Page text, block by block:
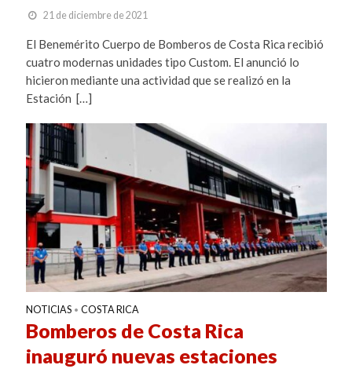
21 de diciembre de 2021
El Benemérito Cuerpo de Bomberos de Costa Rica recibió
cuatro modernas unidades tipo Custom. El anunció lo
hicieron mediante una actividad que se realizó en la
Estación […]
NOTICIAS • COSTA RICA
Bomberos de Costa Rica
inauguró nuevas estaciones